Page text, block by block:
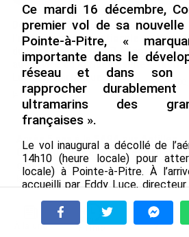
De Messi à Trump :
l’expérience internationale
du Martiniquais Benoît Etinof
au service du Karibea Sainte-
Luce en Martinique
le 07/08/2026
Avec
Yanis
au
le 06/
Après 5 ans à la SARA aux Antilles,
Olivier Cotta prend la direction
générale de...
le 05/08/2026
En juin 2026, les prix à la
consommation diminuent à
À la une Tv
Ce mardi 16 décembre,
premier vol de sa
Pointe-à-Pitre, «
importante dans le
réseau et dans son
rapprocher
ultramarins des
françaises ».
Le vol inaugural a décollé de
14h10 (heure locale) pour
locale) à Pointe-à-Pitre. À
accueilli par Eddy Luce,
Société Aéroportuaire
Valérie Samuel-Cesarus,